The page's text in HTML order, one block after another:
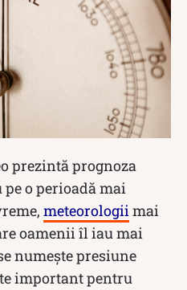
prezintă prognoza
pe o perioadă mai
meteorologiimai
oamenii îl iau mai
numește presiune
important pentru